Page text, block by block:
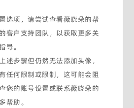
选项，请尝试查看薇晓朵的帮
客户支持团队，以获取更多关
导。
述步骤但仍然无法添加头像，
任何限制或限制，这可能会阻
您的账号设置或联系薇晓朵的
帮助。